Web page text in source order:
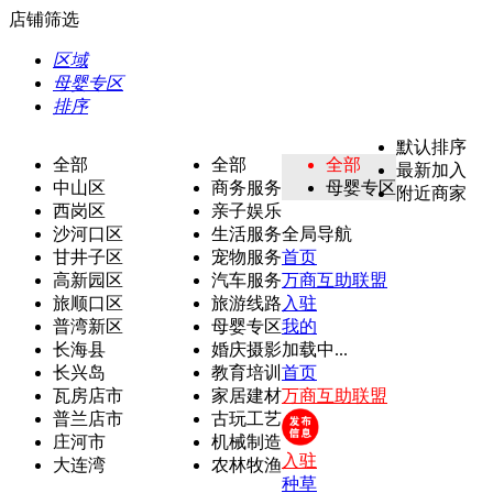
店铺筛选
区域
母婴专区
排序
全部
中山区
西岗区
沙河口区
甘井子区
高新园区
旅顺口区
普湾新区
长海县
长兴岛
瓦房店市
普兰店市
庄河市
大连湾
全部
商务服务
亲子娱乐
生活服务
宠物服务
汽车服务
旅游线路
母婴专区
婚庆摄影
教育培训
家居建材
古玩工艺
机械制造
农林牧渔
全部
母婴专区
默认排序
最新加入
附近商家
全局导航
首页
万商互助联盟
入驻
我的
加载中...
首页
万商互助联盟
入驻
种草